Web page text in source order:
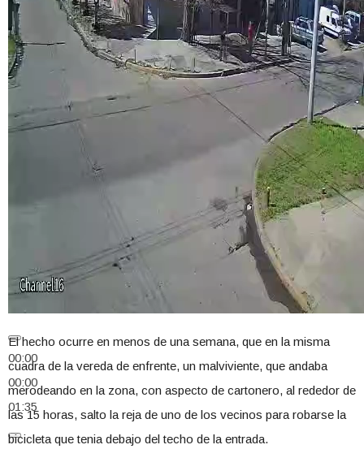
00:00
00:00
01:35
El hecho ocurre en menos de una semana, que en la misma
cuadra de la vereda de enfrente, un malviviente, que andaba
merodeando en la zona, con aspecto de cartonero, al rededor de
las 15 horas, salto la reja de uno de los vecinos para robarse la
bicicleta que tenia debajo del techo de la entrada.